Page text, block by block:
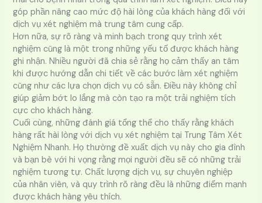
góp phần nâng cao mức độ hài lòng của khách hàng đối với
dịch vụ xét nghiệm mà trung tâm cung cấp.
Hơn nữa, sự rõ ràng và minh bạch trong quy trình xét
nghiệm cũng là một trong những yếu tố được khách hàng
ghi nhận. Nhiều người đã chia sẻ rằng họ cảm thấy an tâm
khi được hướng dẫn chi tiết về các bước làm xét nghiệm
cũng như các lựa chọn dịch vụ có sẵn. Điều này không chỉ
giúp giảm bớt lo lắng mà còn tạo ra một trải nghiệm tích
cực cho khách hàng.
Cuối cùng, những đánh giá tổng thể cho thấy rằng khách
hàng rất hài lòng với dịch vụ xét nghiệm tại Trung Tâm Xét
Nghiệm Nhanh. Họ thường đề xuất dịch vụ này cho gia đình
và bạn bè với hi vọng rằng mọi người đều sẽ có những trải
nghiệm tương tự. Chất lượng dịch vụ, sự chuyên nghiệp
của nhân viên, và quy trình rõ ràng đều là những điểm mạnh
được khách hàng yêu thích.